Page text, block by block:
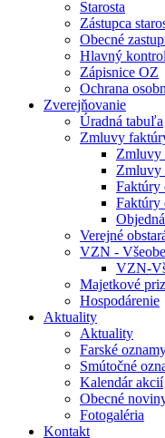
Starosta
Zástupca
Obecné
Hlavný
Zápisnice OZ
Ochrana
Zverejňovanie
Úradná tabuľa
Zmluvy
Zmluvy
Zmluvy
Faktúry
Faktúry
Verejné
VZN -
VZN-
Majetkové
Hospodárenie
Aktuality
Aktuality
Farské
Smútočné
Kalendár akcií
Obecné
Fotogaléria
Kontakt